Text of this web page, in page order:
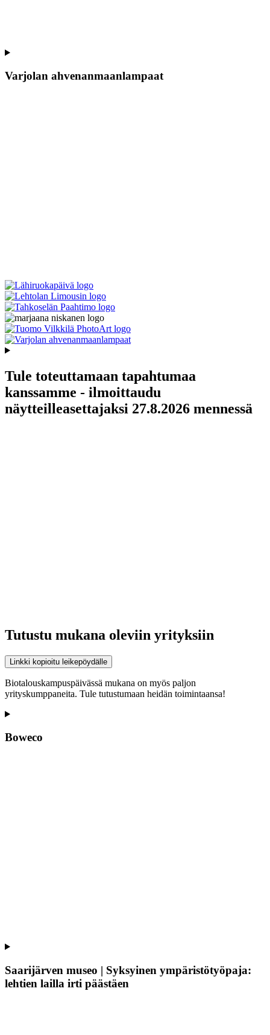
Varjolan ahvenanmaanlampaat
Tule toteuttamaan tapahtumaa
kanssamme - ilmoittaudu
näytteilleasettajaksi 27.8.2026 mennessä
Tutustu mukana oleviin yrityksiin
Linkki kopioitu leikepöydälle
Biotalouskampuspäivässä mukana on myös paljon
yrityskumppaneita. Tule tutustumaan heidän toimintaansa!
Boweco
Saarijärven museo | Syksyinen ympäristötyöpaja:
lehtien lailla irti päästäen